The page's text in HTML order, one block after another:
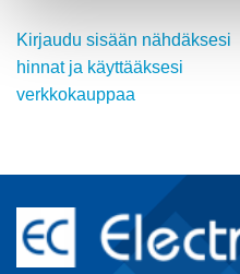
Kirjaudu sisään nähdäksesi
hinnat ja käyttääksesi
verkkokauppaa